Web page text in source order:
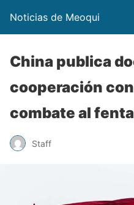
Noticias de Meoqui
China publica
cooperación
combate al
Staff